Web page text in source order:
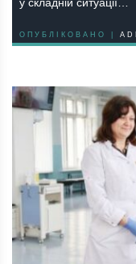
ОПУБЛІКОВАНО |